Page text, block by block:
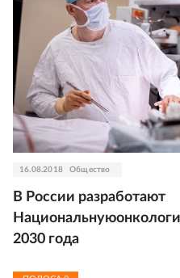
16.08.2018 Общество
В России разработают
2030 года